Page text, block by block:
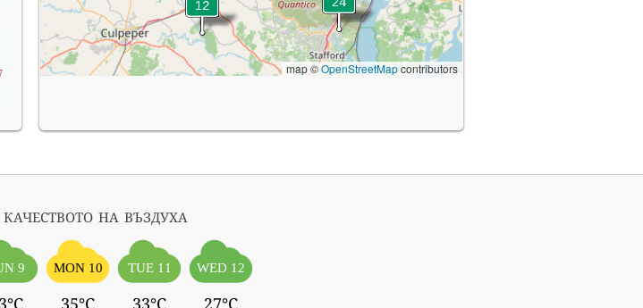
map ©OpenStreetMapcontributors
на въздуха
9 MON 10 TUE 11 WED 12